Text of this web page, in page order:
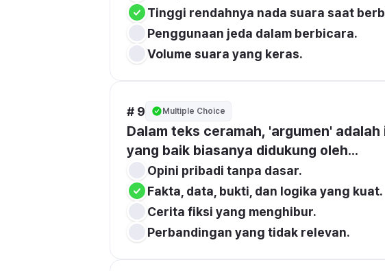
Tinggi rendahnya nada suara saat
Penggunaan jeda dalam berbicara.
Volume suara yang keras.
# 9 Multiple Choice
Dalam teks ceramah, 'argumen'
yang baik biasanya didukung oleh...
Opini pribadi tanpa dasar.
Fakta, data, bukti, dan logika yang kuat.
Cerita fiksi yang menghibur.
Perbandingan yang tidak relevan.